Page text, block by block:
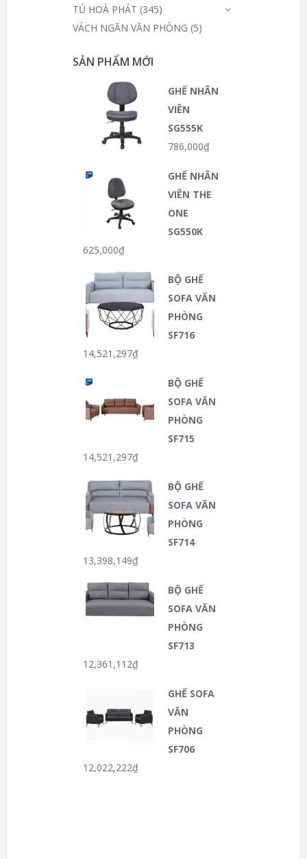
TỦ HOÀ PHÁT (345)
VÁCH NGĂN VĂN PHÒNG (5)
SẢN PHẨM MỚI
GHẾ NHÂN
VIÊN
SG555K
786,000₫
GHẾ NHÂN
VIÊN THE
ONE
SG550K
625,000₫
BỘ GHẾ
SOFA VĂN
PHÒNG
SF716
14,521,297₫
BỘ GHẾ
SOFA VĂN
PHÒNG
SF715
14,521,297₫
BỘ GHẾ
SOFA VĂN
PHÒNG
SF714
13,398,149₫
BỘ GHẾ
SOFA VĂN
PHÒNG
SF713
12,361,112₫
GHẾ SOFA
VĂN
PHÒNG
SF706
12,022,222₫